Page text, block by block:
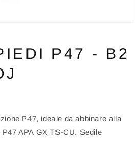
P47 - B2
P47, ideale da abbinare alla
APA GX TS-CU. Sedile